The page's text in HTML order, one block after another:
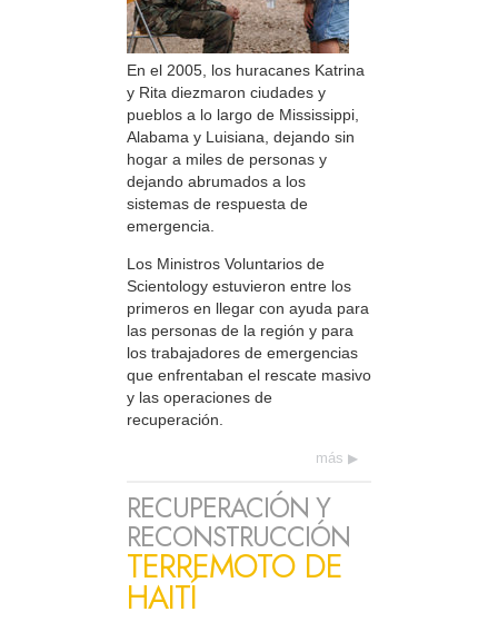
En el 2005, los huracanes Katrina
y Rita diezmaron ciudades y
pueblos a lo largo de Mississippi,
Alabama y Luisiana, dejando sin
hogar a miles de personas y
dejando abrumados a los
sistemas de respuesta de
emergencia.
Los Ministros Voluntarios de
Scientology estuvieron entre los
primeros en llegar con ayuda para
las personas de la región y para
los trabajadores de emergencias
que enfrentaban el rescate masivo
y las operaciones de
recuperación.
más
RECUPERACIÓN Y
RECONSTRUCCIÓN
TERREMOTO DE
HAITÍ